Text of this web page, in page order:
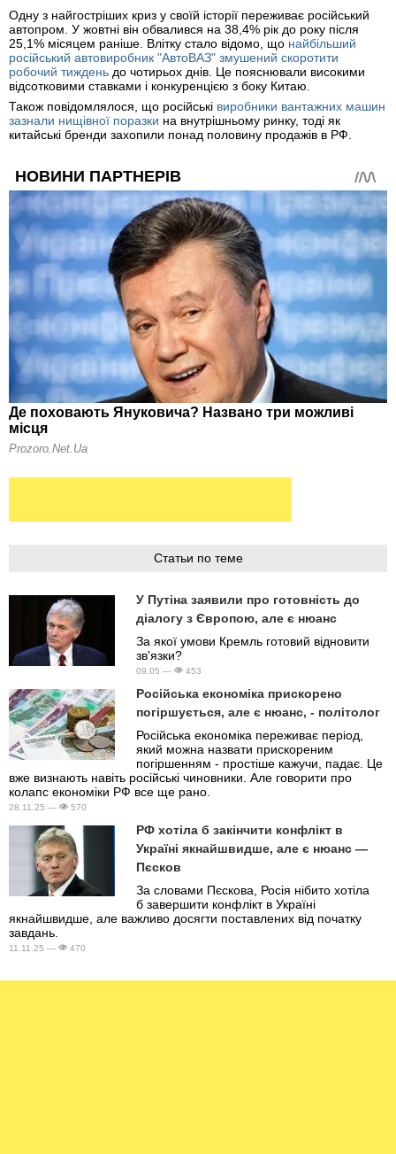
Одну з найгостріших криз у своїй історії переживає російський
автопром. У жовтні він обвалився на 38,4% рік до року після
25,1% місяцем раніше. Влітку стало відомо, що найбільший
російський автовиробник "АвтоВАЗ" змушений скоротити
робочий тиждень до чотирьох днів. Це пояснювали високими
відсотковими ставками і конкуренцією з боку Китаю.
Також повідомлялося, що російські виробники вантажних машин
зазнали нищівної поразки на внутрішньому ринку, тоді як
китайські бренди захопили понад половину продажів в РФ.
Статьи по теме
У Путіна заявили про готовність до
діалогу з Європою, але є нюанс
За якої умови Кремль готовий відновити
зв'язки?
09.05 — 453
Російська економіка прискорено
погіршується, але є нюанс, - політолог
Російська економіка переживає період,
який можна назвати прискореним
погіршенням - простіше кажучи, падає. Це
вже визнають навіть російські чиновники. Але говорити про
колапс економіки РФ все ще рано.
28.11.25 — 570
РФ хотіла б закінчити конфлікт в
Україні якнайшвидше, але є нюанс —
Пєсков
За словами Пєскова, Росія нібито хотіла
б завершити конфлікт в Україні
якнайшвидше, але важливо досягти поставлених від початку
завдань.
11.11.25 — 470